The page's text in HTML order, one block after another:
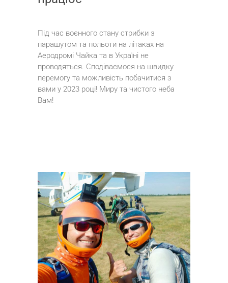
Під час воєнного стану стрибки з
парашутом та польоти на літаках на
Аеродромі Чайка та в Україні не
проводяться. Сподіваємося на швидку
перемогу та можливість побачитися з
вами у 2023 році! Миру та чистого неба
Вам!